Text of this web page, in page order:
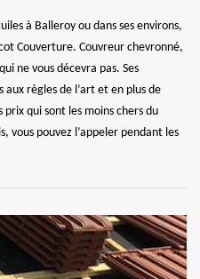
à Balleroy ou dans ses environs,
Couverture. Couvreur chevronné,
ne vous décevra pas. Ses
règles de l’art et en plus de
prix qui sont les moins chers du
vous pouvez l’appeler pendant les